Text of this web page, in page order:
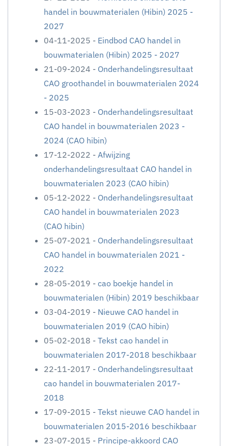
handel in bouwmaterialen (Hibin) 2025 -
2027
04-11-2025 - Eindbod CAO handel in
bouwmaterialen (Hibin) 2025 - 2027
21-09-2024 - Onderhandelingsresultaat
CAO groothandel in bouwmaterialen 2024
- 2025
15-03-2023 - Onderhandelingsresultaat
CAO handel in bouwmaterialen 2023 -
2024 (CAO hibin)
17-12-2022 - Afwijzing
onderhandelingsresultaat CAO handel in
bouwmaterialen 2023 (CAO hibin)
05-12-2022 - Onderhandelingsresultaat
CAO handel in bouwmaterialen 2023
(CAO hibin)
25-07-2021 - Onderhandelingsresultaat
CAO handel in bouwmaterialen 2021 -
2022
28-05-2019 - cao boekje handel in
bouwmaterialen (Hibin) 2019 beschikbaar
03-04-2019 - Nieuwe CAO handel in
bouwmaterialen 2019 (CAO hibin)
05-02-2018 - Tekst cao handel in
bouwmaterialen 2017-2018 beschikbaar
22-11-2017 - Onderhandelingsresultaat
cao handel in bouwmaterialen 2017-
2018
17-09-2015 - Tekst nieuwe CAO handel in
bouwmaterialen 2015-2016 beschikbaar
23-07-2015 - Principe-akkoord CAO